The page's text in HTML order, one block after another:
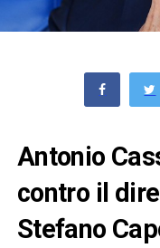
Antonio
contro il
Stefano